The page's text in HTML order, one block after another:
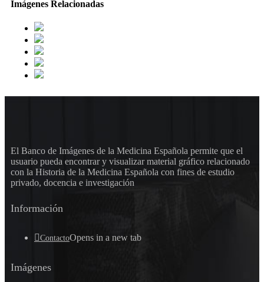
Imágenes Relacionadas
El Banco de Imágenes de la Medicina Española permite que el
usuario pueda encontrar y visualizar material gráfico relacionado
con la Historia de la Medicina Española con fines de estudio
privado, docencia e investigación
Información
ContactoOpens in a new tab
Imágenes